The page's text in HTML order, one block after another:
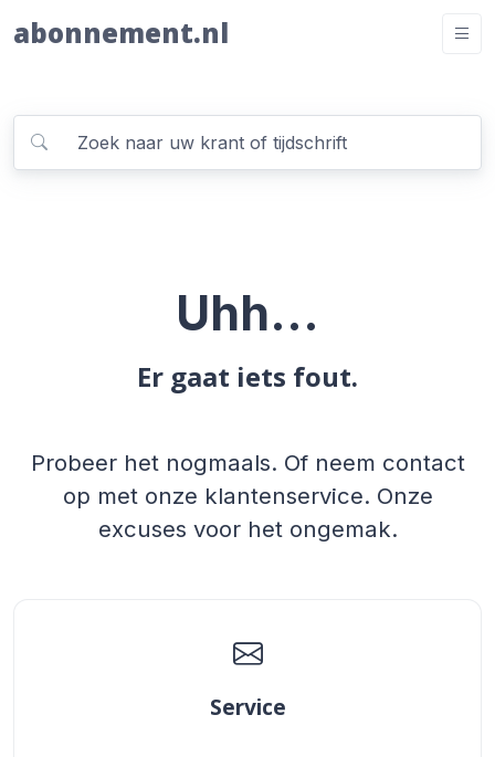
abonnement.nl
Uhh...
Er gaat iets fout.
Probeer het nogmaals. Of neem contact
op met onze klantenservice. Onze
excuses voor het ongemak.
Service